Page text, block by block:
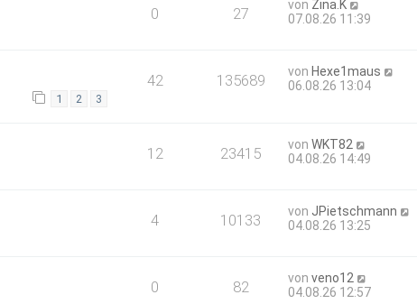
0 27 von Zina.K
07.08.26 11:39
1 2 3
42 135689 von Hexe1maus
06.08.26 13:04
12 23415 vonWKT82
04.08.26 14:49
4 10133 von JPietschmann
04.08.26 13:25
0 82 vonveno12
04.08.26 12:57